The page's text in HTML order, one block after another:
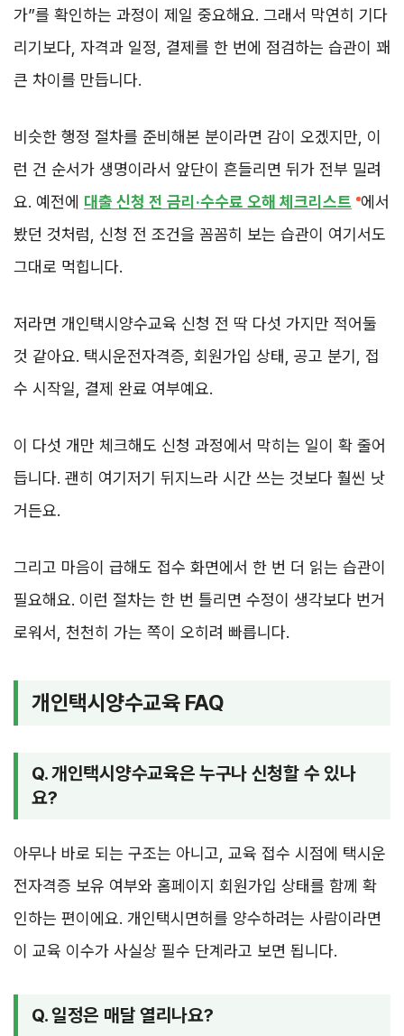
가”를 확인하는 과정이 제일 중요해요. 그래서 막연히 기다
리기보다, 자격과 일정, 결제를 한 번에 점검하는 습관이 꽤
큰 차이를 만듭니다.
비슷한 행정 절차를 준비해본 분이라면 감이 오겠지만, 이
런 건 순서가 생명이라서 앞단이 흔들리면 뒤가 전부 밀려
요. 예전에 대출 신청 전 금리·수수료 오해 체크리스트 에서
봤던 것처럼, 신청 전 조건을 꼼꼼히 보는 습관이 여기서도
그대로 먹힙니다.
저라면 개인택시양수교육 신청 전 딱 다섯 가지만 적어둘
것 같아요. 택시운전자격증, 회원가입 상태, 공고 분기, 접
수 시작일, 결제 완료 여부예요.
이 다섯 개만 체크해도 신청 과정에서 막히는 일이 확 줄어
듭니다. 괜히 여기저기 뒤지느라 시간 쓰는 것보다 훨씬 낫
거든요.
그리고 마음이 급해도 접수 화면에서 한 번 더 읽는 습관이
필요해요. 이런 절차는 한 번 틀리면 수정이 생각보다 번거
로워서, 천천히 가는 쪽이 오히려 빠릅니다.
개인택시양수교육 FAQ
Q. 개인택시양수교육은 누구나 신청할 수 있나
요?
아무나 바로 되는 구조는 아니고, 교육 접수 시점에 택시운
전자격증 보유 여부와 홈페이지 회원가입 상태를 함께 확
인하는 편이에요. 개인택시면허를 양수하려는 사람이라면
이 교육 이수가 사실상 필수 단계라고 보면 됩니다.
Q. 일정은 매달 열리나요?